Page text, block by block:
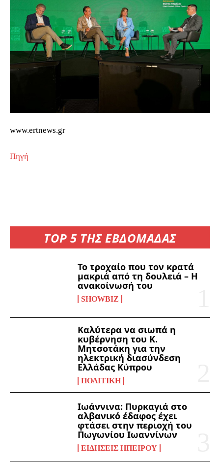
TOP 5 ΤΗΣ ΕΒΔΟΜΑΔΑΣ
Το τροχαίο που τον κρατά
μακριά από τη δουλειά – Η
ανακοίνωσή του
SHOWBIZ
Καλύτερα να σιωπά η
κυβέρνηση του Κ.
Μητσοτάκη για την
ηλεκτρική διασύνδεση
Ελλάδας Κύπρου
ΠΟΛΙΤΙΚΉ
Ιωάννινα: Πυρκαγιά στο
αλβανικό έδαφος έχει
φτάσει στην περιοχή του
Πωγωνίου Ιωαννίνων
ΕΙΔΉΣΕΙΣ ΗΠΕΊΡΟΥ
www.ertnews.gr
Πηγή